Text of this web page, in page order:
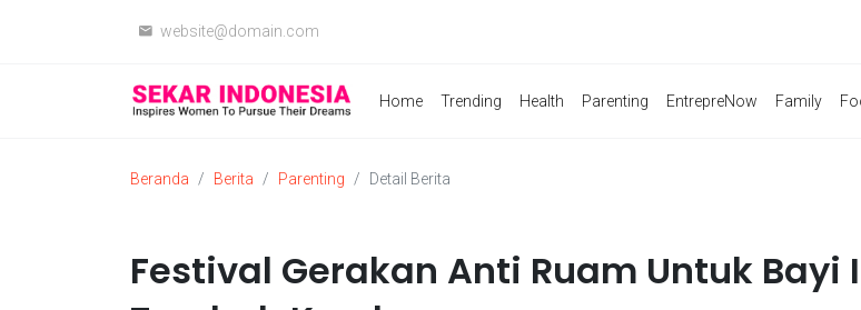
website@domain.com
Home Trending Health Parenting EntrepreNow Family
Beranda Berita Parenting Detail Berita
Festival Gerakan Anti Ruam Untuk